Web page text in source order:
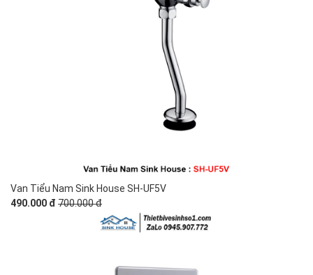
Van Tiểu Nam Sink House SH-UF5V
490.000 đ 700.000 đ